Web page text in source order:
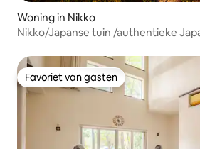
Woning in Nikko
Nikko/Japanse tuin /authentieke
Favoriet van gasten
Favoriet van gasten